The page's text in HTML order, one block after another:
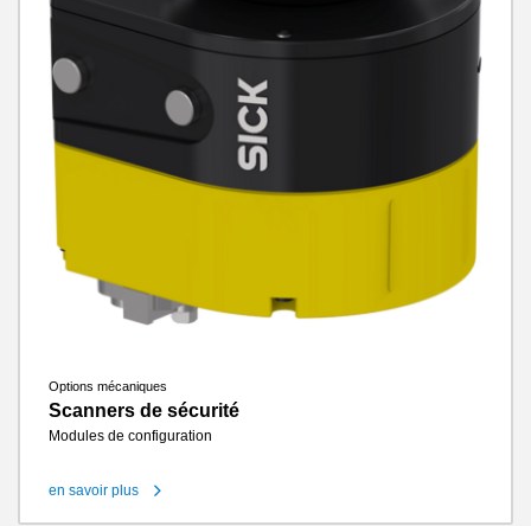
Options mécaniques
Scanners de sécurité
Modules de configuration
en savoir plus